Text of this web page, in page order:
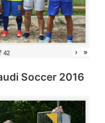
42 › »
Soccer 2016